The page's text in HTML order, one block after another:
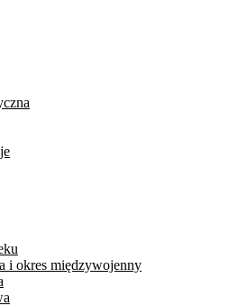
i okres międzywojenny